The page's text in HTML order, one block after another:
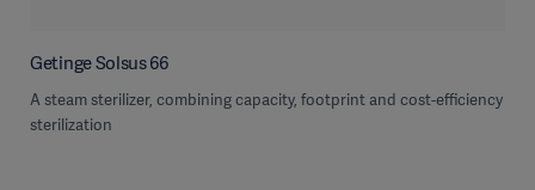
Getinge Solsus 66
A steam sterilizer, combining capacity, footprint and cost-efficiency
sterilization